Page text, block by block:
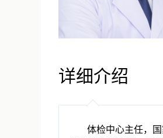
详细介绍
体检中心主任，国